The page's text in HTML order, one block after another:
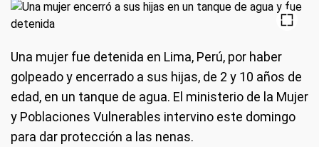
Una mujer fue detenida en Lima, Perú, por haber
golpeado y encerrado a sus hijas, de 2 y 10 años de
edad, en un tanque de agua. El ministerio de la Mujer
y Poblaciones Vulnerables intervino este domingo
para dar protección a las nenas.